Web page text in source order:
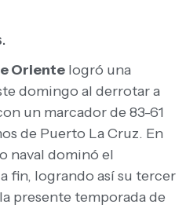
Oriente logró una
domingo al derrotar a
un marcador de 83-61
de Puerto La Cruz. En
naval dominó el
fin, logrando así su tercer
presente temporada de